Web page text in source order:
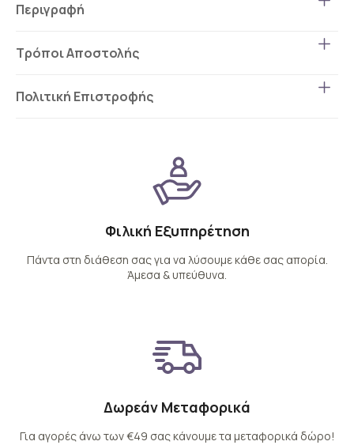
Περιγραφή
Τρόποι Αποστολής
Πολιτική Επιστροφής
Φιλική Εξυπηρέτηση
Πάντα στη διάθεση σας για να λύσουμε κάθε σας απορία.
Άμεσα & υπεύθυνα.
Δωρεάν Μεταφορικά
Για αγορές άνω των €49 σας κάνουμε τα μεταφορικά δώρο!